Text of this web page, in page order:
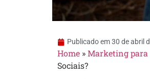
Publicado em30 de abril
Home »Marketing para
Sociais?